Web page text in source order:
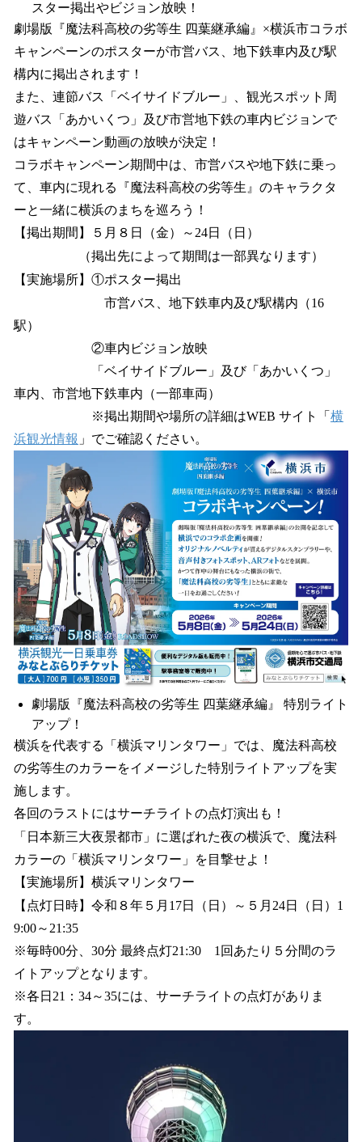
スター掲出やビジョン放映！
劇場版『魔法科高校の劣等生 四葉継承編』×横浜市コラボ
キャンペーンのポスターが市営バス、地下鉄車内及び駅
構内に掲出されます！
また、連節バス「ベイサイドブルー」、観光スポット周
遊バス「あかいくつ」及び市営地下鉄の車内ビジョンで
はキャンペーン動画の放映が決定！
コラボキャンペーン期間中は、市営バスや地下鉄に乗っ
て、車内に現れる『魔法科高校の劣等生』のキャラクタ
ーと一緒に横浜のまちを巡ろう！
【掲出期間】５月８日（金）～24日（日）
（掲出先によって期間は一部異なります）
【実施場所】①ポスター掲出
市営バス、地下鉄車内及び駅構内（16
駅）
②車内ビジョン放映
「ベイサイドブルー」及び「あかいくつ」
車内、市営地下鉄車内（一部車両）
※掲出期間や場所の詳細はWEB サイト「 横
浜観光情報 」でご確認ください。
劇場版『魔法科高校の劣等生 四葉継承編』 特別ライト
アップ！
横浜を代表する「横浜マリンタワー」では、魔法科高校
の劣等生のカラーをイメージした特別ライトアップを実
施します。
各回のラストにはサーチライトの点灯演出も！
「日本新三大夜景都市」に選ばれた夜の横浜で、魔法科
カラーの「横浜マリンタワー」を目撃せよ！
【実施場所】横浜マリンタワー
【点灯日時】令和８年５月17日（日）～５月24日（日）1
9:00～21:35
※毎時00分、30分 最終点灯21:30 1回あたり５分間のラ
イトアップとなります。
※各日21：34～35には、サーチライトの点灯がありま
す。